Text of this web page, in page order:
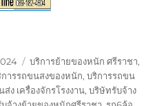
ป้าย
กำกับ
บริการย้ายของหนัก ศรีราชา,
การรถขนสงของหนัก,บริการรถขน
ง เครื่องจักรโรงงาน,บริษัทรับจ้าง